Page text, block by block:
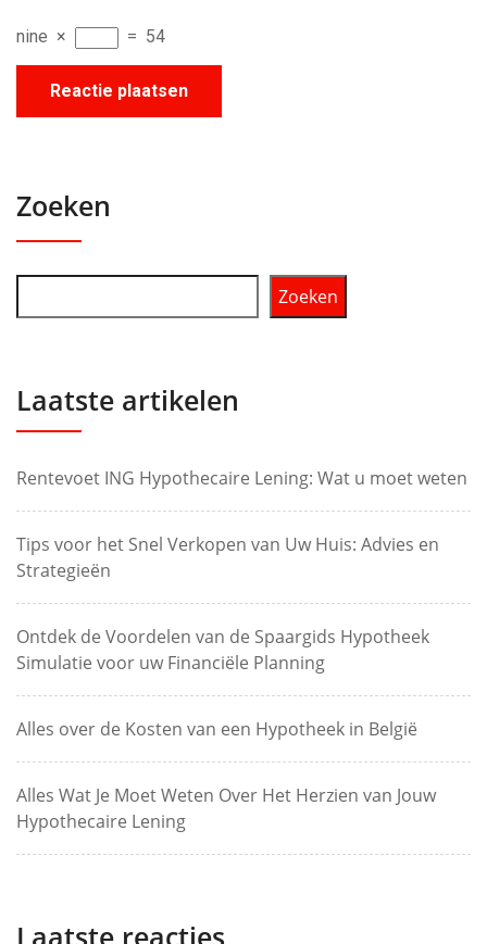
nine × = 54
Zoeken
Zoeken
Laatste artikelen
Rentevoet ING Hypothecaire Lening: Wat u moet weten
Tips voor het Snel Verkopen van Uw Huis: Advies en
Strategieën
Ontdek de Voordelen van de Spaargids Hypotheek
Simulatie voor uw Financiële Planning
Alles over de Kosten van een Hypotheek in België
Alles Wat Je Moet Weten Over Het Herzien van Jouw
Hypothecaire Lening
Laatste reacties